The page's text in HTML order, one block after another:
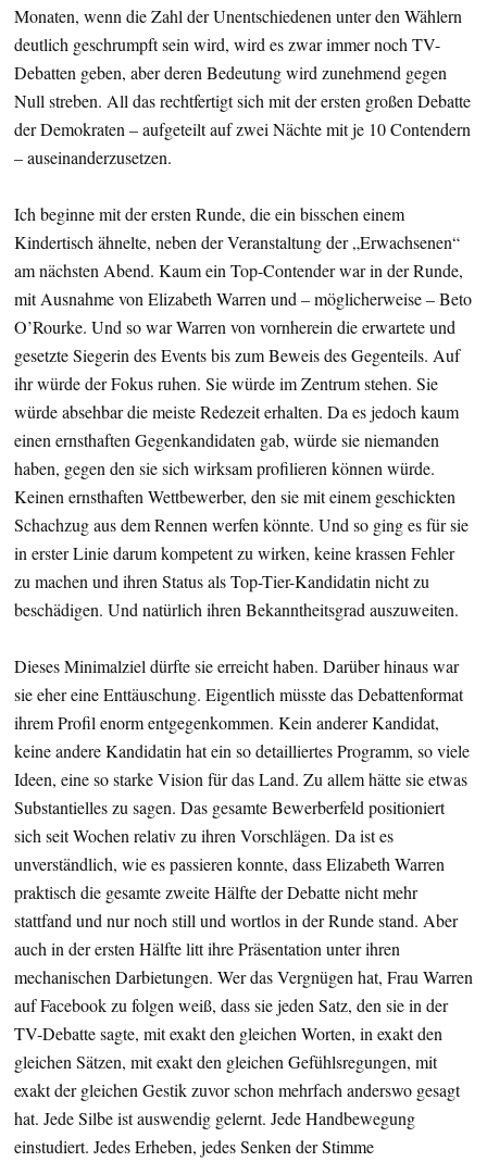
Monaten, wenn die Zahl der Unentschiedenen unter den Wählern
deutlich geschrumpft sein wird, wird es zwar immer noch TV-
Debatten geben, aber deren Bedeutung wird zunehmend gegen
Null streben. All das rechtfertigt sich mit der ersten großen Debatte
der Demokraten – aufgeteilt auf zwei Nächte mit je 10 Contendern
– auseinanderzusetzen.
Ich beginne mit der ersten Runde, die ein bisschen einem
Kindertisch ähnelte, neben der Veranstaltung der „Erwachsenen“
am nächsten Abend. Kaum ein Top-Contender war in der Runde,
mit Ausnahme von Elizabeth Warren und – möglicherweise – Beto
O’Rourke. Und so war Warren von vornherein die erwartete und
gesetzte Siegerin des Events bis zum Beweis des Gegenteils. Auf
ihr würde der Fokus ruhen. Sie würde im Zentrum stehen. Sie
würde absehbar die meiste Redezeit erhalten. Da es jedoch kaum
einen ernsthaften Gegenkandidaten gab, würde sie niemanden
haben, gegen den sie sich wirksam profilieren können würde.
Keinen ernsthaften Wettbewerber, den sie mit einem geschickten
Schachzug aus dem Rennen werfen könnte. Und so ging es für sie
in erster Linie darum kompetent zu wirken, keine krassen Fehler
zu machen und ihren Status als Top-Tier-Kandidatin nicht zu
beschädigen. Und natürlich ihren Bekanntheitsgrad auszuweiten.
Dieses Minimalziel dürfte sie erreicht haben. Darüber hinaus war
sie eher eine Enttäuschung. Eigentlich müsste das Debattenformat
ihrem Profil enorm entgegenkommen. Kein anderer Kandidat,
keine andere Kandidatin hat ein so detailliertes Programm, so viele
Ideen, eine so starke Vision für das Land. Zu allem hätte sie etwas
Substantielles zu sagen. Das gesamte Bewerberfeld positioniert
sich seit Wochen relativ zu ihren Vorschlägen. Da ist es
unverständlich, wie es passieren konnte, dass Elizabeth Warren
praktisch die gesamte zweite Hälfte der Debatte nicht mehr
stattfand und nur noch still und wortlos in der Runde stand. Aber
auch in der ersten Hälfte litt ihre Präsentation unter ihren
mechanischen Darbietungen. Wer das Vergnügen hat, Frau Warren
auf Facebook zu folgen weiß, dass sie jeden Satz, den sie in der
TV-Debatte sagte, mit exakt den gleichen Worten, in exakt den
gleichen Sätzen, mit exakt den gleichen Gefühlsregungen, mit
exakt der gleichen Gestik zuvor schon mehrfach anderswo gesagt
hat. Jede Silbe ist auswendig gelernt. Jede Handbewegung
einstudiert. Jedes Erheben, jedes Senken der Stimme